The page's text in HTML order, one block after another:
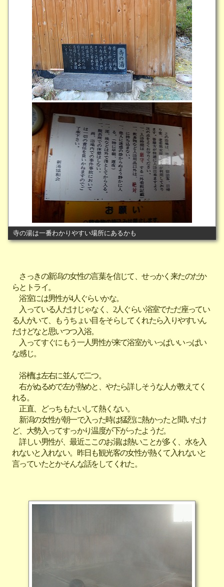
寺の湯は一番わかりやすい場所にあるかも
さっきの新潟の女性の言葉を信じて、せっかく来たのだか
らとトライ。
浴室には男性が4人ぐらいかな。
入っている人だけじゃなく、2人ぐらい浴室でただ座ってい
る人がいて、もうちょい目をそらしてくれたら入りやすいん
だけどなと思いつつ入浴。
入ってすぐにもう一人男性が来て浴室がいっぱいいっぱい
な感じ。
浴槽は左右に並んで二つ。
右がぬるめで左が熱めと、やたら詳しそうな人が教えてく
れる。
正直、どっちもたいして熱くない。
新潟の女性が朝一で入った時は猛烈に熱かったと聞いたけ
ど、大勢入ってすっかり温度が下がったようだ。
詳しい男性が、最近ここのお湯は熱いことが多く、水を入
れないと入れない。昨日も観光客の女性が熱くて入れないと
言っていたとかそんな話をしてくれた。